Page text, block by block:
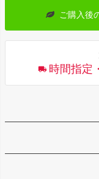
ご購入後
時間指定